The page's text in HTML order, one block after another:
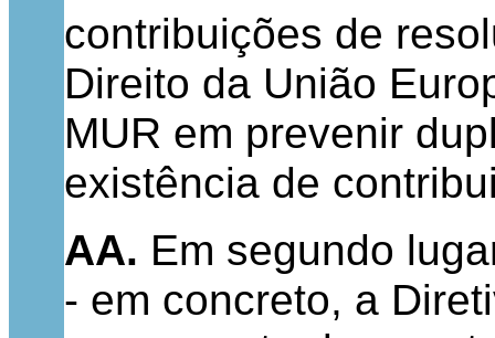
contribuições de
Direito da União
MUR em prevenir
existência de
AA. Em segundo
- em concreto, a